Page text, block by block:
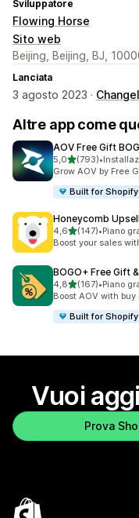
Sviluppatore
Flowing Horse
Sito web
Beijing, Beijing, BJ,
Lanciata
3 agosto 2023 ·
Altre app come
AOV Free Gift
5,0stelle su 5
(793)
793 recensioni totali
•
Grow AOV by Free
Built for Shopify
Honeycomb
4,6stelle su 5
(147)
147 recensioni totali
•Piano
Boost your sales
BOGO+ Free Gift
4,8stelle su 5
(167)
167 recensioni totali
•Piano
Boost AOV with
Built for Shopify
Vuoi
Prova